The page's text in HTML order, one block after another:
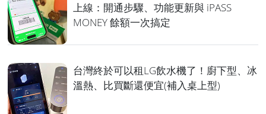
上線：開通步驟、功能更新與 iPASS
MONEY 餘額一次搞定
台灣終於可以租LG飲水機了！廚下型、冰
溫熱、比買斷還便宜(補入桌上型)